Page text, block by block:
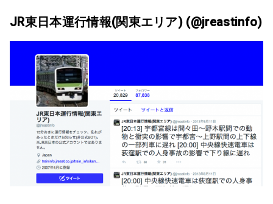
JR東日本運行情報(関東エリア) (@jreastinfo)